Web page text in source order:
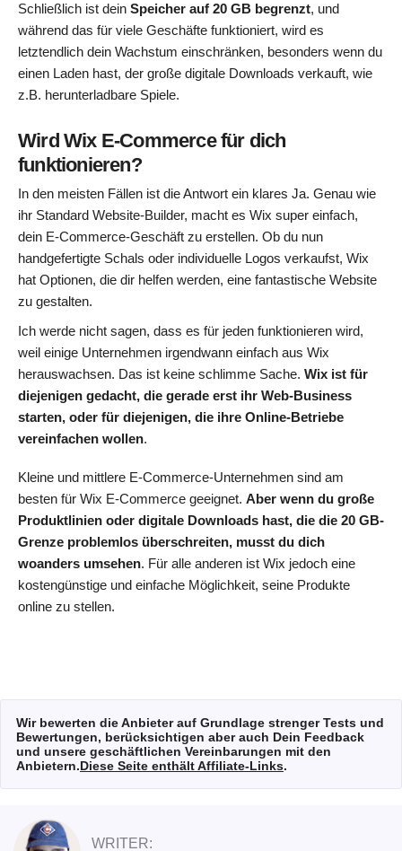
Schließlich ist dein Speicher auf 20 GB begrenzt, und
während das für viele Geschäfte funktioniert, wird es
letztendlich dein Wachstum einschränken, besonders wenn du
einen Laden hast, der große digitale Downloads verkauft, wie
z.B. herunterladbare Spiele.
Wird Wix E-Commerce für dich
funktionieren?
In den meisten Fällen ist die Antwort ein klares Ja. Genau wie
ihr Standard Website-Builder, macht es Wix super einfach,
dein E-Commerce-Geschäft zu erstellen. Ob du nun
handgefertigte Schals oder individuelle Logos verkaufst, Wix
hat Optionen, die dir helfen werden, eine fantastische Website
zu gestalten.
Ich werde nicht sagen, dass es für jeden funktionieren wird,
weil einige Unternehmen irgendwann einfach aus Wix
herauswachsen. Das ist keine schlimme Sache. Wix ist für
diejenigen gedacht, die gerade erst ihr Web-Business
starten, oder für diejenigen, die ihre Online-Betriebe
vereinfachen wollen.
Kleine und mittlere E-Commerce-Unternehmen sind am
besten für Wix E-Commerce geeignet. Aber wenn du große
Produktlinien oder digitale Downloads hast, die die 20 GB-
Grenze problemlos überschreiten, musst du dich
woanders umsehen. Für alle anderen ist Wix jedoch eine
kostengünstige und einfache Möglichkeit, seine Produkte
online zu stellen.
Wir bewerten die Anbieter auf Grundlage strenger Tests und
Bewertungen, berücksichtigen aber auch Dein Feedback
und unsere geschäftlichen Vereinbarungen mit den
Anbietern.Diese Seite enthält Affiliate-Links.
WRITER: